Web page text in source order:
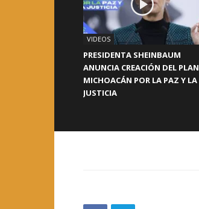
VIDEOS
PRESIDENTA SHEINBAUM
ANUNCIA CREACIÓN DEL PLAN
MICHOACÁN POR LA PAZ Y LA
JUSTICIA